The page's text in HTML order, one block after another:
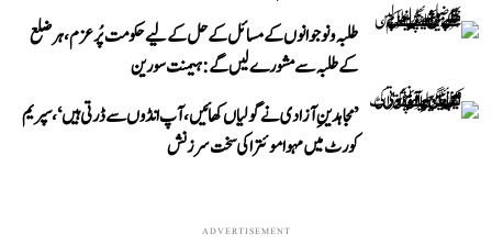
طلبہ و نوجوانوں کے مسائل کے حل کے لیے حکومت پُرعزم، ہر ضلع
کے طلبہ سے مشورے لیں گے: ہیمنت سورین
’مجاہدینِ آزادی نے گولیاں کھائیں، آپ انڈوں سے ڈرتی ہیں‘، سپریم
کورٹ میں مہوا موئترا کی سخت سرزنش
ADVERTISEMENT